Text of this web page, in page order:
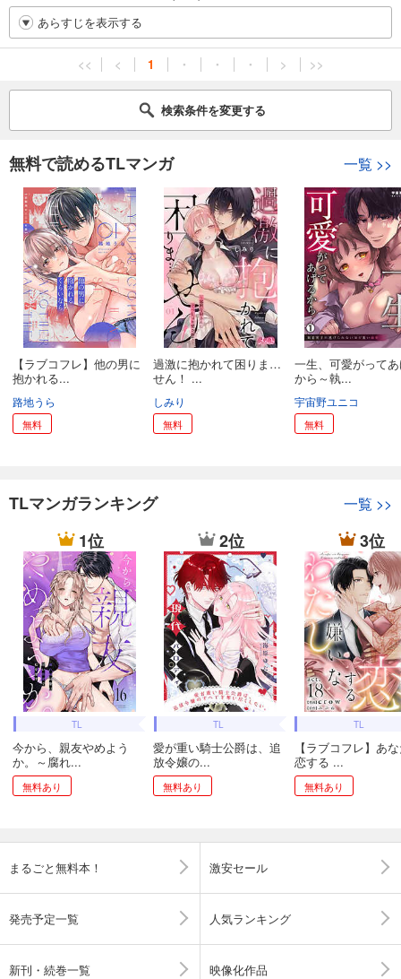
あらすじを表示する
<< < 1 ・ ・ ・ > >>
検索条件を変更する
無料で読めるTLマンガ 一覧 >>
【ラブコフレ】他の男に
抱かれる...
路地うら
無料
過激に抱かれて困りま…
せん！ ...
しみり
無料
一生、可愛がって
から～執...
宇宙野ユニコ
無料
TLマンガランキング 一覧 >>
1位
TL
今から、親友やめよう
か。～腐れ...
無料あり
2位
TL
愛が重い騎士公爵は、追
放令嬢の...
無料あり
3位
TL
【ラブコフレ】あ
恋する ...
無料あり
まるごと無料本！ 激安セール
発売予定一覧 人気ランキング
新刊・続巻一覧 映像化作品